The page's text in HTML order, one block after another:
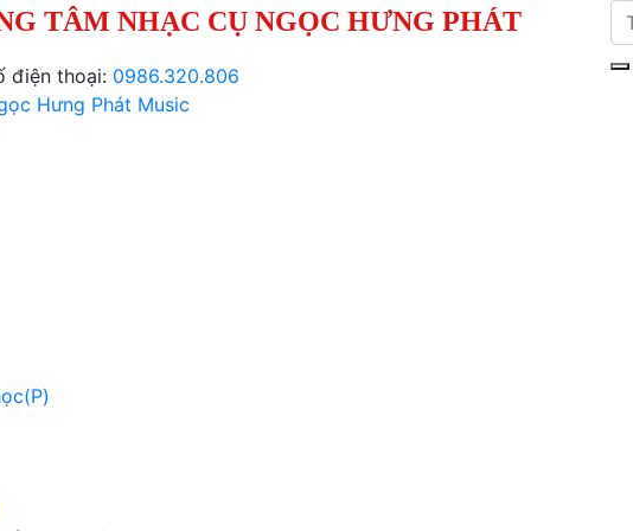
TÂM NHẠC CỤ NGỌC HƯNG PHÁT
điện thoại: 0986.320.806
Hưng Phát Music